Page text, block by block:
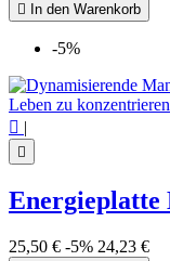
 In den Warenkorb
-5%
 |

Energieplatte
25,50 € -5% 24,23 €